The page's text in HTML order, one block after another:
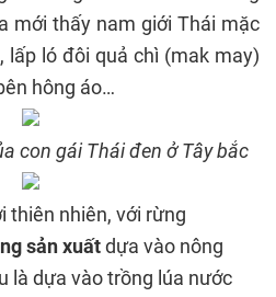
mới thấy nam giới Thái mặc
lấp ló đôi quả chì (mak may)
hông áo…
con gái Thái đen ở Tây bắc
thiên nhiên, với rừng
sản xuấtdựa vào nông
là dựa vào trồng lúa nước